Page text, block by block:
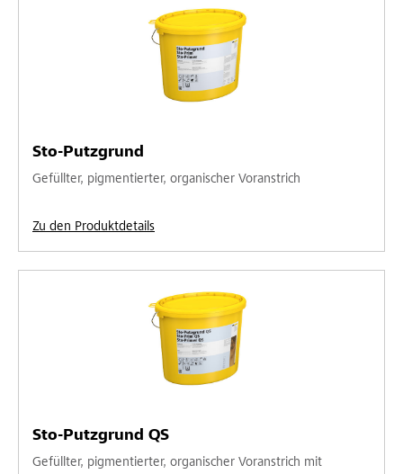
Sto-Putzgrund
Gefüllter, pigmentierter, organischer Voranstrich
Zu den Produktdetails
Sto-Putzgrund QS
Gefüllter, pigmentierter, organischer Voranstrich mit